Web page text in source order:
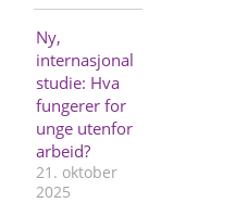
Ny,
internasjonal
studie: Hva
fungerer for
unge utenfor
arbeid?
21. oktober
2025